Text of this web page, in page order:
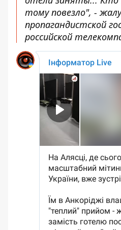
тому повезло", -
пропагандистской
российской